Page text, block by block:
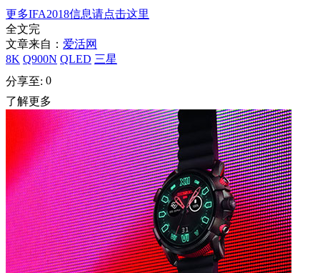
更多IFA2018信息请点击这里
全文完
文章来自： 爱活网
8K Q900N QLED 三星
分享至: 0
了解更多